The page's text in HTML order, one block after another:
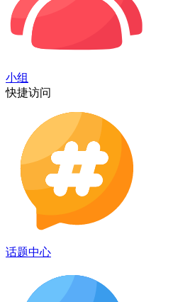
小组
快捷访问
话题中心